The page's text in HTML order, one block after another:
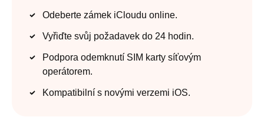
Odeberte zámek iCloudu online.
Vyřiďte svůj požadavek do 24 hodin.
Podpora odemknutí SIM karty síťovým
operátorem.
Kompatibilní s novými verzemi iOS.